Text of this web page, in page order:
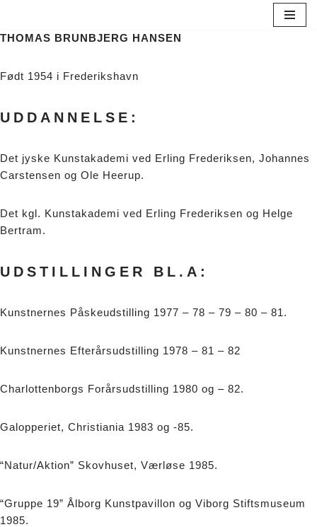
Spring
indhold
THOMAS BRUNBJERG HANSEN
Født 1954 i Frederikshavn
UDDANNELSE:
Det jyske Kunstakademi ved Erling Frederiksen, Johannes
Carstensen og Ole Heerup.
Det kgl. Kunstakademi ved Erling Frederiksen og Helge
Bertram.
UDSTILLINGER BL.A:
Kunstnernes Påskeudstilling 1977 – 78 – 79 – 80 – 81.
Kunstnernes Efterårsudstilling 1978 – 81 – 82
Charlottenborgs Forårsudstilling 1980 og – 82.
Galopperiet, Christiania 1983 og -85.
“Natur/Aktion” Skovhuset, Værløse 1985.
“Gruppe 19” Ålborg Kunstpavillon og Viborg Stiftsmuseum
1985.